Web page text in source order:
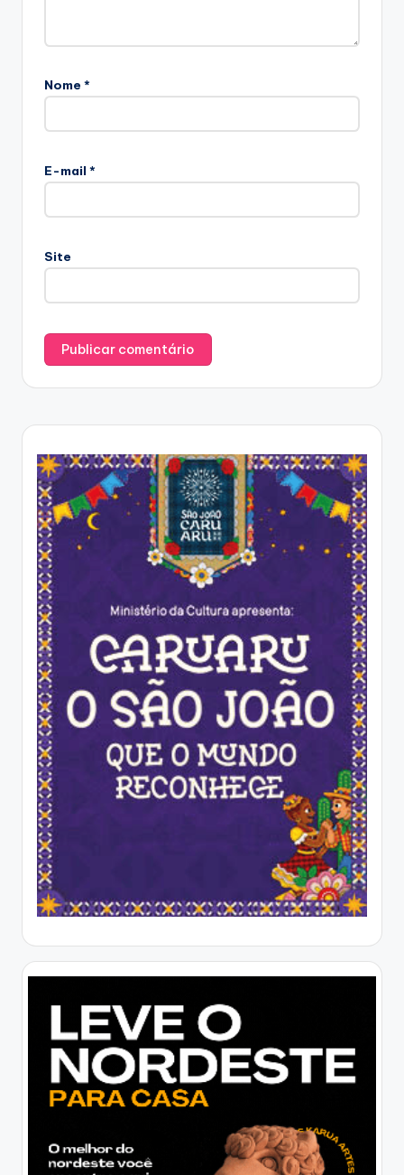
Nome *
E-mail *
Site